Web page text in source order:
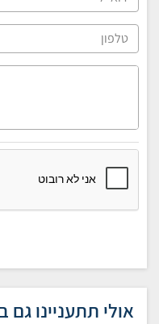
אולי תתעניינו גם